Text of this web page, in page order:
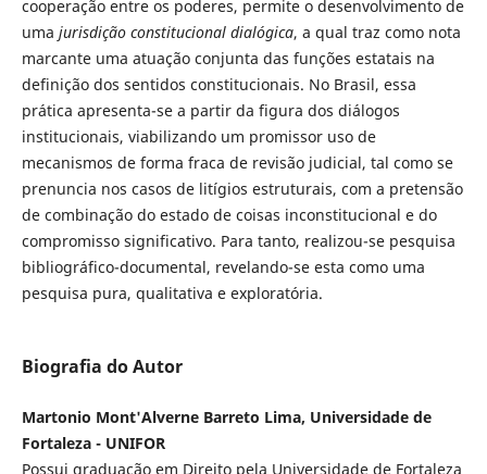
cooperação entre os poderes, permite o desenvolvimento de
uma jurisdição constitucional dialógica, a qual traz como nota
marcante uma atuação conjunta das funções estatais na
definição dos sentidos constitucionais. No Brasil, essa
prática apresenta-se a partir da figura dos diálogos
institucionais, viabilizando um promissor uso de
mecanismos de forma fraca de revisão judicial, tal como se
prenuncia nos casos de litígios estruturais, com a pretensão
de combinação do estado de coisas inconstitucional e do
compromisso significativo. Para tanto, realizou-se pesquisa
bibliográfico-documental, revelando-se esta como uma
pesquisa pura, qualitativa e exploratória.
Biografia do Autor
Martonio Mont'Alverne Barreto Lima, Universidade de
Fortaleza - UNIFOR
Possui graduação em Direito pela Universidade de Fortaleza